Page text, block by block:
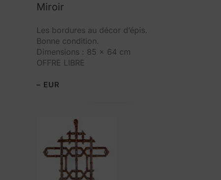
Miroir
Les bordures au décor d’épis.
Bonne condition.
Dimensions : 85 x 64 cm
OFFRE LIBRE
– EUR